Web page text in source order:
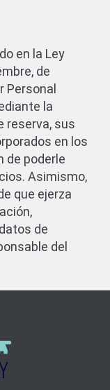
en la Ley
de
Personal
la
reserva, sus
en los
de poderle
Asimismo,
que ejerza
de
del